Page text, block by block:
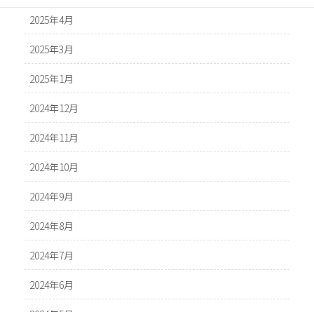
2025年4月
2025年3月
2025年1月
2024年12月
2024年11月
2024年10月
2024年9月
2024年8月
2024年7月
2024年6月